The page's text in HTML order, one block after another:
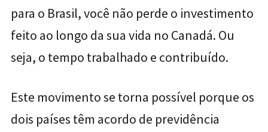
para o Brasil, você não perde o investimento
feito ao longo da sua vida no Canadá. Ou
seja, o tempo trabalhado e contribuído.
Este movimento se torna possível porque os
dois países têm acordo de previdência